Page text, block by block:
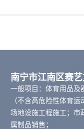
南宁市江南区赛
一般项目：体育用品及
（不含高危险性体育
场地设施工程施工；市
属制品销售；